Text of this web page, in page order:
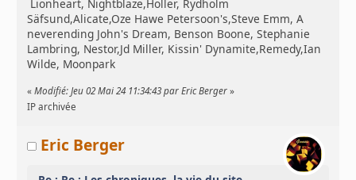
Lionheart, Nightblaze,Holler, Rydholm
Säfsund,Alicate,Oze Hawe Petersoon's,Steve Emm, A
neverending John's Dream, Benson Boone, Stephanie
Lambring, Nestor,Jd Miller, Kissin' Dynamite,Remedy,Ian
Wilde, Moonpark
«Modifié: Jeu 02 Mai 24 11:34:43 par Eric Berger »
IP archivée
Eric Berger